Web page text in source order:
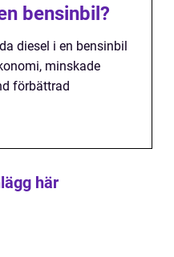
bensinbil?
diesel i en bensinbil
minskade
förbättrad
här